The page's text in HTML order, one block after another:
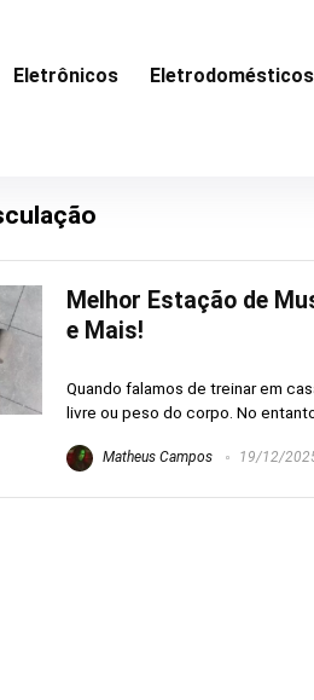
Eletrônicos Eletrodomésticos
Melhor Estação de
e Mais!
Quando falamos de treinar em
livre ou peso do corpo. No
Matheus Campos 19/12/